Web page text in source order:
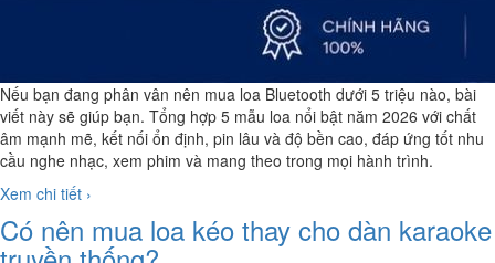
Nếu bạn đang phân vân nên mua loa Bluetooth dưới 5 triệu nào, bài
viết này sẽ giúp bạn. Tổng hợp 5 mẫu loa nổi bật năm 2026 với chất
âm mạnh mẽ, kết nối ổn định, pin lâu và độ bền cao, đáp ứng tốt nhu
cầu nghe nhạc, xem phim và mang theo trong mọi hành trình.
Xem chi tiết ›
Có nên mua loa kéo thay cho dàn karaoke